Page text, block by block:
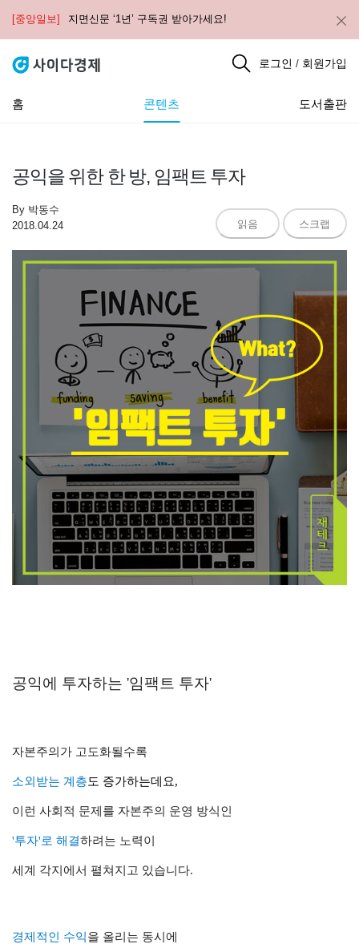
[중앙일보] 지면신문 ‘1년’ 구독권 받아가세요!
로그인 / 회원가입
홈 콘텐츠 도서출판
공익을 위한 한 방, 임팩트 투자
By 박동수
2018.04.24
읽음 스크랩
공익에 투자하는 '임팩트 투자'
자본주의가 고도화될수록
소외받는 계층도 증가하는데요,
이런 사회적 문제를 자본주의 운영 방식인
'투자'로 해결하려는 노력이
세계 각지에서 펼쳐지고 있습니다.
경제적인 수익을 올리는 동시에